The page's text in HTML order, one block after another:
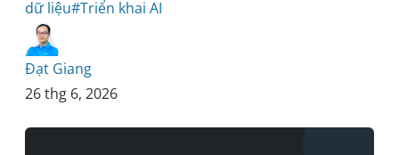
dữ liệu#Triển khai AI
Đạt Giang
26 thg 6, 2026